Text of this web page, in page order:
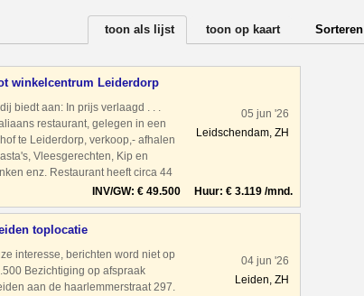
Sorteren
toon als lijst toon op kaart
winkelcentrum Leiderdorp
biedt aan: In prijs verlaagd . . .
restaurant, gelegen in een
te Leiderdorp, verkoop,- afhalen
Vleesgerechten, Kip en
enz. Restaurant heeft circa 44
05 jun '26
Leidschendam, ZH
INV/GW: € 49.500 Huur: € 3.119 /mnd.
toplocatie
interesse, berichten word niet op
Bezichtiging op afspraak
aan de haarlemmerstraat 297.
04 jun '26
Leiden, ZH